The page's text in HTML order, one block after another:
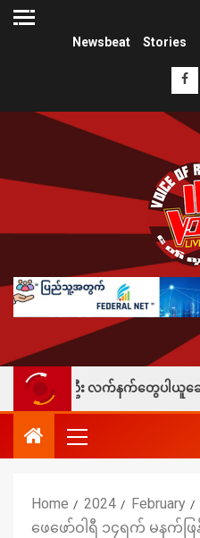
Newsbeat Stories
း လက်နက်တွေပါယူဆောင်ပြီး တ
Home 2024 February
ဖေဖော်ဝါရီ ၁၄ရက် မနက်